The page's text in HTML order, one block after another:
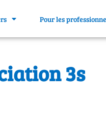
Pour les
3s